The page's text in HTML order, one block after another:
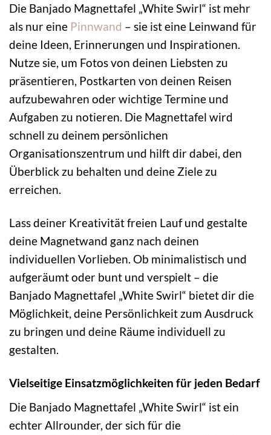
Die Banjado Magnettafel „White Swirl“ ist mehr
als nur eine Pinnwand – sie ist eine Leinwand für
deine Ideen, Erinnerungen und Inspirationen.
Nutze sie, um Fotos von deinen Liebsten zu
präsentieren, Postkarten von deinen Reisen
aufzubewahren oder wichtige Termine und
Aufgaben zu notieren. Die Magnettafel wird
schnell zu deinem persönlichen
Organisationszentrum und hilft dir dabei, den
Überblick zu behalten und deine Ziele zu
erreichen.
Lass deiner Kreativität freien Lauf und gestalte
deine Magnetwand ganz nach deinen
individuellen Vorlieben. Ob minimalistisch und
aufgeräumt oder bunt und verspielt – die
Banjado Magnettafel „White Swirl“ bietet dir die
Möglichkeit, deine Persönlichkeit zum Ausdruck
zu bringen und deine Räume individuell zu
gestalten.
Vielseitige Einsatzmöglichkeiten für jeden Bedarf
Die Banjado Magnettafel „White Swirl“ ist ein
echter Allrounder, der sich für die